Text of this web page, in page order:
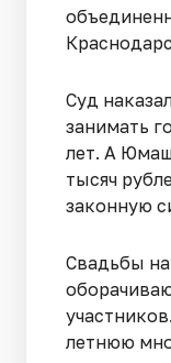
Суд
занимать
лет. А
тысяч
законную
Свадьбы
летнюю